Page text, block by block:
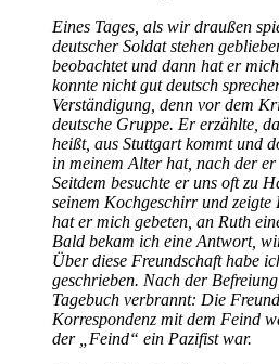
Eines Tages, als wir draußen
deutscher Soldat stehen
beobachtet und dann hat er
konnte nicht gut deutsch
Verständigung, denn vor dem
deutsche Gruppe. Er erzählte,
heißt, aus Stuttgart kommt und
in meinem Alter hat, nach der er
Seitdem besuchte er uns oft zu
seinem Kochgeschirr und
hat er mich gebeten, an Ruth
Bald bekam ich eine Antwort,
Über diese Freundschaft habe
geschrieben. Nach der
Tagebuch verbrannt: Die
Korrespondenz mit dem Feind
der
Feind
ein Pazifist war.